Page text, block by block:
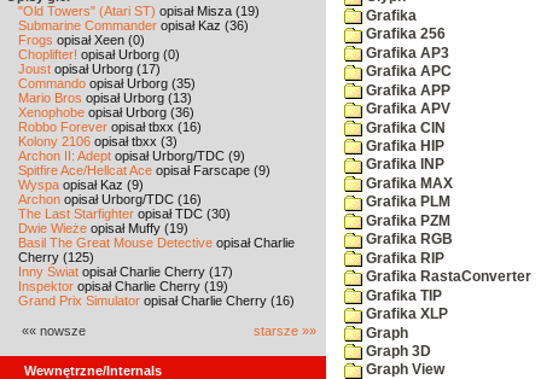
"Old Towers" (Atari ST) opisał Misza (19)
Submarine Commander opisał Kaz (36)
Frogs opisał Xeen (0)
Choplifter! opisał Urborg (0)
Joust opisał Urborg (17)
Commando opisał Urborg (35)
Mario Bros opisał Urborg (13)
Xenophobe opisał Urborg (36)
Robbo Forever opisał tbxx (16)
Kolony 2106 opisał tbxx (3)
Archon II: Adept opisał Urborg/TDC (9)
Spitfire Ace/Hellcat Ace opisał Farscape (9)
Wyspa opisał Kaz (9)
Archon opisał Urborg/TDC (16)
The Last Starfighter opisał TDC (30)
Dwie Wieże opisał Muffy (19)
Basil The Great Mouse Detective opisał Charlie
Cherry (125)
Inny Świat opisał Charlie Cherry (17)
Inspektor opisał Charlie Cherry (19)
Grand Prix Simulator opisał Charlie Cherry (16)
«« nowsze starsze »»
Wewnętrzne/Internals
Grafika
Grafika 256
Grafika AP3
Grafika APC
Grafika APP
Grafika APV
Grafika CIN
Grafika HIP
Grafika INP
Grafika MAX
Grafika PLM
Grafika PZM
Grafika RGB
Grafika RIP
Grafika RastaConverter
Grafika TIP
Grafika XLP
Graph
Graph 3D
Graph View